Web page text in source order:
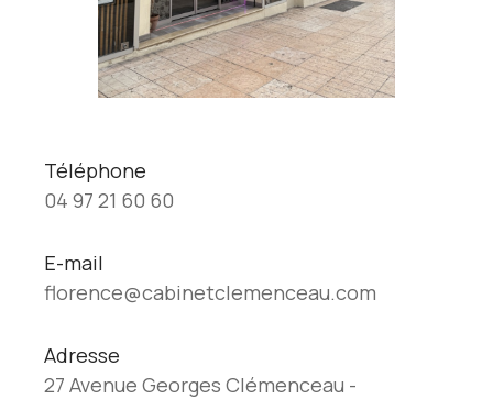
Téléphone
04 97 21 60 60
E-mail
florence@cabinetclemenceau.com
Adresse
27 Avenue Georges Clémenceau -